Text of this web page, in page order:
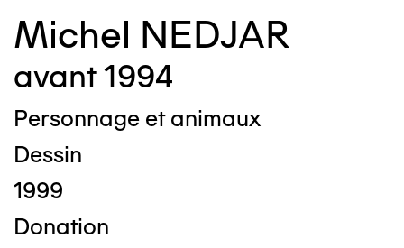
Michel NEDJAR
avant 1994
Personnage et animaux
Dessin
1999
Donation